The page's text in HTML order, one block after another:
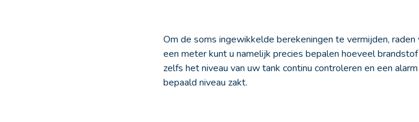
Om de soms ingewikkelde berekeningen te vermijden,
een meter kunt u namelijk precies bepalen hoeveel
zelfs het niveau van uw tank continu controleren en een
bepaald niveau zakt.